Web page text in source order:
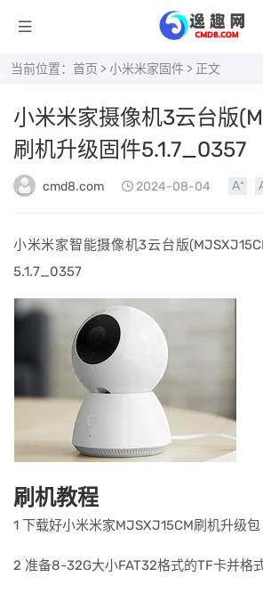
当前位置： 首页 > 小米米家固件 > 正文
小米米家摄像机3云台版
刷机升级固件5.1.7_0357
cmd8.com 2024-08-04
小米米家智能摄像机3云台版
5.1.7_0357
刷机教程
1 下载好小米米家MJSXJ15CM刷机升级包
2 准备8-32G大小FAT32格式的TF卡并格